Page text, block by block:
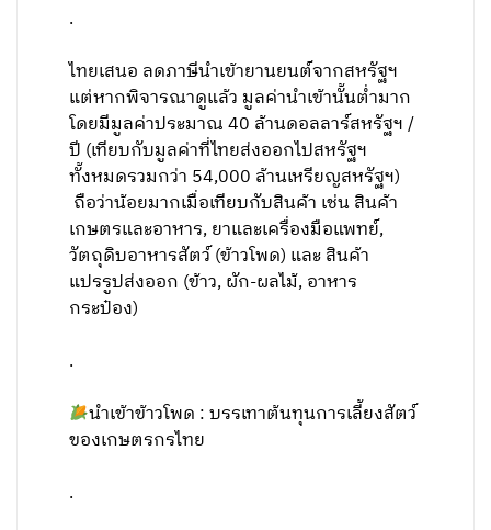
.
ไทยเสนอ ลดภาษีนำเข้ายานยนต์จากสหรัฐฯ
แต่หากพิจารณาดูแล้ว มูลค่านำเข้านั้นต่ำมาก
โดยมีมูลค่าประมาณ 40 ล้านดอลลาร์สหรัฐฯ /
ปี (เทียบกับมูลค่าที่ไทยส่งออกไปสหรัฐฯ
ทั้งหมดรวมกว่า 54,000 ล้านเหรียญสหรัฐฯ)
ถือว่าน้อยมากเมื่อเทียบกับสินค้า เช่น สินค้า
เกษตรและอาหาร, ยาและเครื่องมือแพทย์,
วัตถุดิบอาหารสัตว์ (ข้าวโพด) และ สินค้า
แปรรูปส่งออก (ข้าว, ผัก-ผลไม้, อาหาร
กระป๋อง)
.
นำเข้าข้าวโพด : บรรเทาต้นทุนการเลี้ยงสัตว์
ของเกษตรกรไทย
.